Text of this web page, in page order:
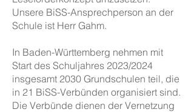
Unsere BiSS-Ansprechperson an der
Schule ist Herr Gahm.
In Baden-Württemberg nehmen mit
Start des Schuljahres 2023/2024
insgesamt 2030 Grundschulen teil, die
in 21 BiSS-Verbünden organisiert sind.
Die Verbünde dienen der Vernetzung